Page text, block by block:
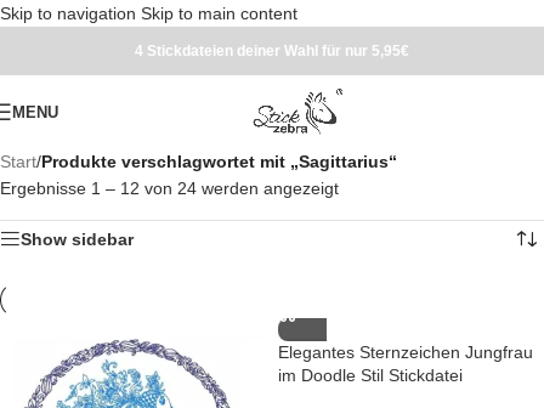
Skip to navigation Skip to main content
4 Stickdateien deiner Wahl für nur 5,95€
MENU
Start/Produkte verschlagwortet mit „Sagittarius“
Ergebnisse 1 – 12 von 24 werden angezeigt
Show sidebar
Elegantes Sternzeichen Jungfrau
im Doodle Stil Stickdatei